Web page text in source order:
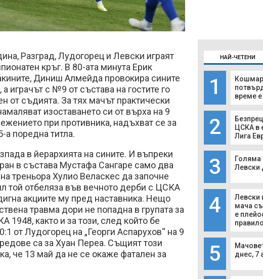
Разград, Лудогорец и Левски играят
кръг. В 80-ата минута Ерик
Диниш Алмейда провокира сините
играчът с №9 от състава на гостите го
от съдията. За тях мачът практически
изоставането си от върха на 9
при противника, надъхват се за
а поредна титла.
в йерархията на сините. И въпреки
в състава Мустафа Сангаре само два
треньора Хулио Веласкес да започне
той отбеляза във вечното дерби с ЦСКА
акциите му пред наставника. Нещо
травма дори не попадна в групата за
както и за този, след който бе
от Лудогорец на „Георги Аспарухов“ на 9
са за Хуан Переа. Същият този
че 13 май да не се окаже фатален за
НАЙ-ЧЕТЕНИ
1
време
2
ЦСКА в
Лига
3
Голяма
Левски
4
Левски
мача
е
5
днес, 7